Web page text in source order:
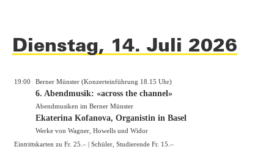
Dienstag, 14. Juli 2026
19:00 Berner Münster (Konzerteinführung 18.15 Uhr)
6. Abendmusik: «across the channel»
Abendmusiken im Berner Münster
Ekaterina Kofanova, Organistin in Basel
Werke von Wagner, Howells und Widor
Eintrittskarten zu Fr. 25.– | Schüler, Studierende Fr. 15.–